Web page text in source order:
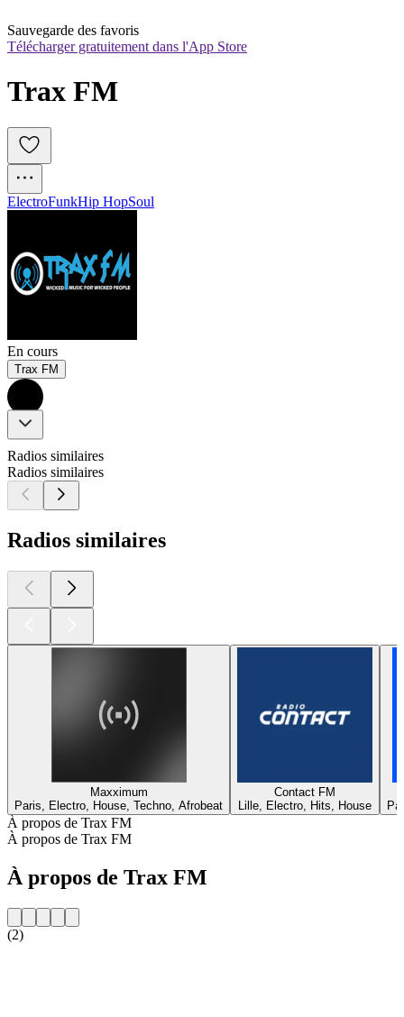
Sauvegarde des favoris
Télécharger gratuitement dans l'App Store
ElectroFunkHip HopSoul
En cours
Trax FM
Radios similaires
Radios similaires
Radios similaires
Maxximum
Paris, Electro, House, Techno, Afrobeat
Contact FM
Lille, Electro, Hits, House
À propos de Trax FM
À propos de Trax FM
À propos de Trax FM
(2)